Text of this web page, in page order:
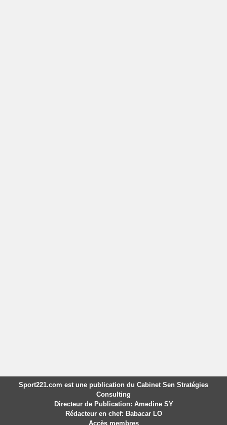
Sport221.com est une publication du Cabinet Sen Stratégies
Consulting
Directeur de Publication: Amedine SY
Rédacteur en chef: Babacar LO
Accès membres